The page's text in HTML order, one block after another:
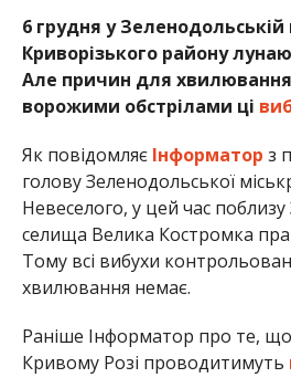
6 грудня у Зеленодольській
Криворізького району
Але причин для
ворожими обстрілами ці
Як повідомляєІнформатор з
голову Зеленодольської
Невеселого, у цей час
селища Велика Костромка
Тому всі вибухи
хвилювання немає.
Раніше Інформатор про те,
Кривому Розі проводитимуть